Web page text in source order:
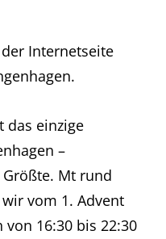
Internetseite
das einzige
–
Mt rund
vom 1. Advent
von 16:30 bis 22:30